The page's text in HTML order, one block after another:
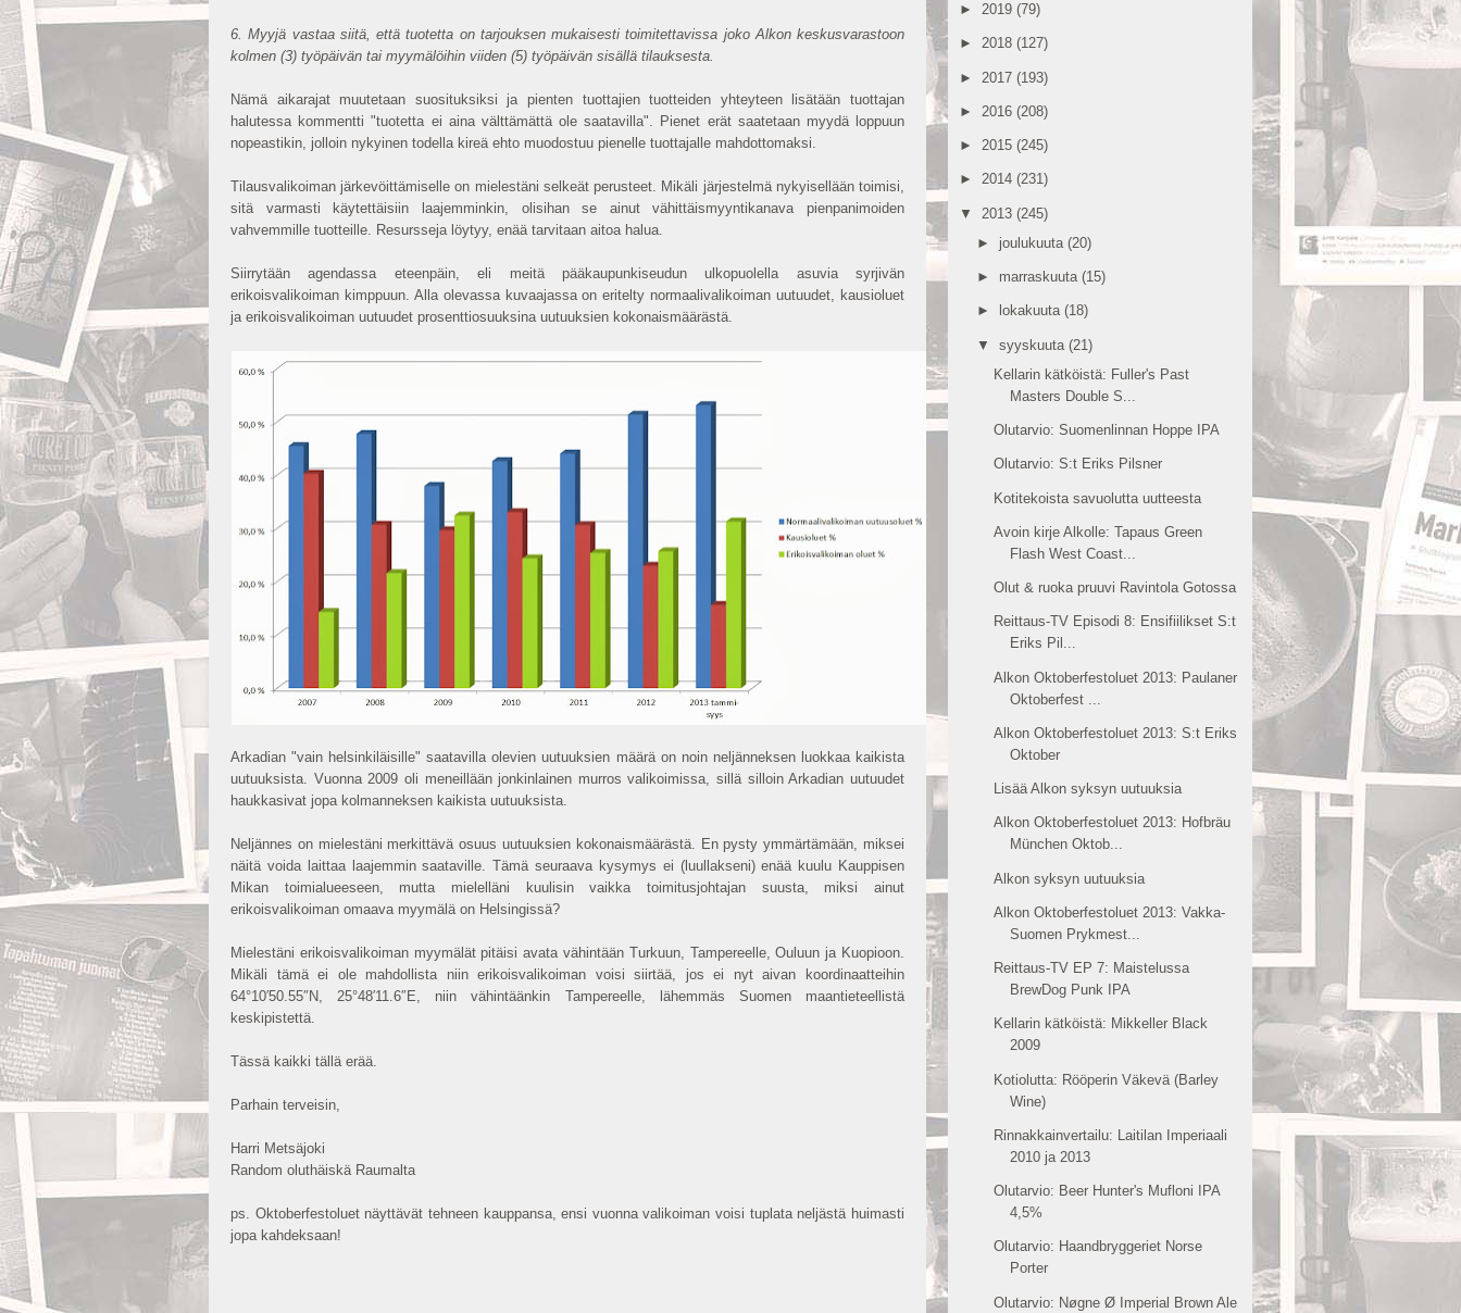
6. Myyjä vastaa siitä, että tuotetta on tarjouksen mukaisesti toimitettavissa joko Alkon keskusvarastoon
kolmen (3) työpäivän tai myymälöihin viiden (5) työpäivän sisällä tilauksesta.
Nämä aikarajat muutetaan suosituksiksi ja pienten tuottajien tuotteiden yhteyteen lisätään tuottajan
halutessa kommentti "tuotetta ei aina välttämättä ole saatavilla". Pienet erät saatetaan myydä loppuun
nopeastikin, jolloin nykyinen todella kireä ehto muodostuu pienelle tuottajalle mahdottomaksi.
Tilausvalikoiman järkevöittämiselle on mielestäni selkeät perusteet. Mikäli järjestelmä nykyisellään toimisi,
sitä varmasti käytettäisiin laajemminkin, olisihan se ainut vähittäismyyntikanava pienpanimoiden
vahvemmille tuotteille. Resursseja löytyy, enää tarvitaan aitoa halua.
Siirrytään agendassa eteenpäin, eli meitä pääkaupunkiseudun ulkopuolella asuvia syrjivän
erikoisvalikoiman kimppuun. Alla olevassa kuvaajassa on eritelty normaalivalikoiman uutuudet, kausioluet
ja erikoisvalikoiman uutuudet prosenttiosuuksina uutuuksien kokonaismäärästä.
Arkadian "vain helsinkiläisille" saatavilla olevien uutuuksien määrä on noin neljänneksen luokkaa kaikista
uutuuksista. Vuonna 2009 oli meneillään jonkinlainen murros valikoimissa, sillä silloin Arkadian uutuudet
haukkasivat jopa kolmanneksen kaikista uutuuksista.
Neljännes on mielestäni merkittävä osuus uutuuksien kokonaismäärästä. En pysty ymmärtämään, miksei
näitä voida laittaa laajemmin saataville. Tämä seuraava kysymys ei (luullakseni) enää kuulu Kauppisen
Mikan toimialueeseen, mutta mielelläni kuulisin vaikka toimitusjohtajan suusta, miksi ainut
erikoisvalikoiman omaava myymälä on Helsingissä?
Mielestäni erikoisvalikoiman myymälät pitäisi avata vähintään Turkuun, Tampereelle, Ouluun ja Kuopioon.
Mikäli tämä ei ole mahdollista niin erikoisvalikoiman voisi siirtää, jos ei nyt aivan koordinaatteihin
64°10′50.55″N, 25°48′11.6″E, niin vähintäänkin Tampereelle, lähemmäs Suomen maantieteellistä
keskipistettä.
Tässä kaikki tällä erää.
Parhain terveisin,
Harri Metsäjoki
Random oluthäiskä Raumalta
ps. Oktoberfestoluet näyttävät tehneen kauppansa, ensi vuonna valikoiman voisi tuplata neljästä huimasti
jopa kahdeksaan!
► 2019 (79)
► 2018 (127)
► 2017 (193)
► 2016 (208)
► 2015 (245)
► 2014 (231)
▼ 2013 (245)
► joulukuuta (20)
► marraskuuta (15)
► lokakuuta (18)
▼ syyskuuta (21)
Kellarin kätköistä: Fuller's Past
Masters Double S...
Olutarvio: Suomenlinnan Hoppe IPA
Olutarvio: S:t Eriks Pilsner
Kotitekoista savuolutta uutteesta
Avoin kirje Alkolle: Tapaus Green
Flash West Coast...
Olut & ruoka pruuvi Ravintola Gotossa
Reittaus-TV Episodi 8: Ensifiilikset S:t
Eriks Pil...
Alkon Oktoberfestoluet 2013: Paulaner
Oktoberfest ...
Alkon Oktoberfestoluet 2013: S:t Eriks
Oktober
Lisää Alkon syksyn uutuuksia
Alkon Oktoberfestoluet 2013: Hofbräu
München Oktob...
Alkon syksyn uutuuksia
Alkon Oktoberfestoluet 2013: Vakka-
Suomen Prykmest...
Reittaus-TV EP 7: Maistelussa
BrewDog Punk IPA
Kellarin kätköistä: Mikkeller Black
2009
Kotiolutta: Rööperin Väkevä (Barley
Wine)
Rinnakkainvertailu: Laitilan Imperiaali
2010 ja 2013
Olutarvio: Beer Hunter's Mufloni IPA
4,5%
Olutarvio: Haandbryggeriet Norse
Porter
Olutarvio: Nøgne Ø Imperial Brown Ale